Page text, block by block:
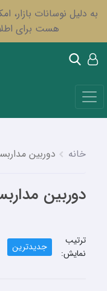
به دلیل نوسانات
هست برای
خانه دوربین
دوربین
ترتیب
نمایش:
جدیدترین